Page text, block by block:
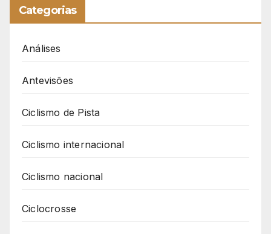
Categorias
Análises
Antevisões
Ciclismo de Pista
Ciclismo internacional
Ciclismo nacional
Ciclocrosse